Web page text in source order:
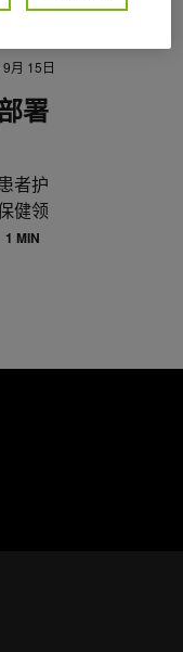
月 15日
署
者护
健领
1 MIN